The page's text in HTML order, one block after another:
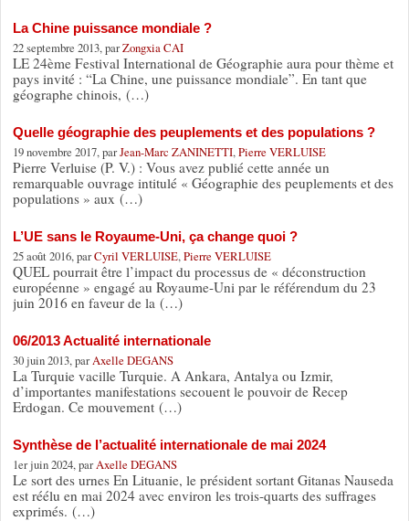
La Chine puissance mondiale ?
22 septembre 2013, parZongxia CAI
LE 24ème Festival International de Géographie aura pour thème et
pays invité : “La Chine, une puissance mondiale”. En tant que
géographe chinois, (…)
Quelle géographie des peuplements et des populations ?
19 novembre 2017, parJean-Marc ZANINETTI, Pierre VERLUISE
Pierre Verluise (P. V.) : Vous avez publié cette année un
remarquable ouvrage intitulé « Géographie des peuplements et des
populations » aux (…)
L’UE sans le Royaume-Uni, ça change quoi ?
25 août 2016, parCyril VERLUISE, Pierre VERLUISE
QUEL pourrait être l’impact du processus de « déconstruction
européenne » engagé au Royaume-Uni par le référendum du 23
juin 2016 en faveur de la (…)
06/2013 Actualité internationale
30 juin 2013, parAxelle DEGANS
La Turquie vacille Turquie. A Ankara, Antalya ou Izmir,
d’importantes manifestations secouent le pouvoir de Recep
Erdogan. Ce mouvement (…)
Synthèse de l’actualité internationale de mai 2024
1er juin 2024, parAxelle DEGANS
Le sort des urnes En Lituanie, le président sortant Gitanas Nauseda
est réélu en mai 2024 avec environ les trois-quarts des suffrages
exprimés. (…)